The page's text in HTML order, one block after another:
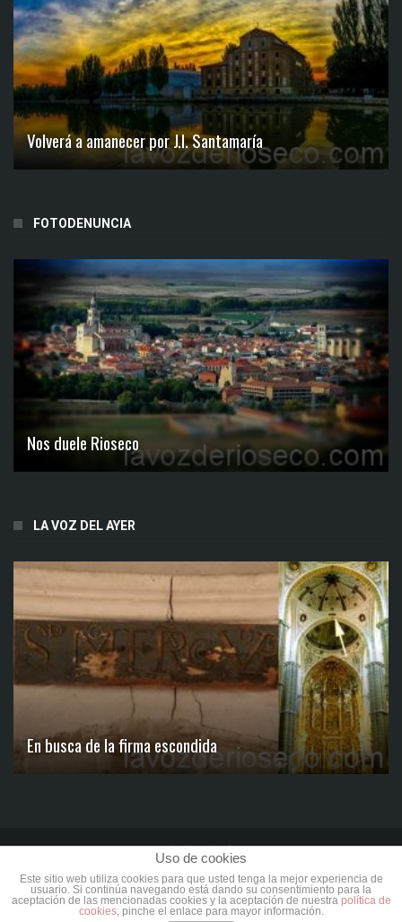
Volverá a amanecer por J.I. Santamaría
FOTODENUNCIA
Nos duele Rioseco
LA VOZ DEL AYER
En busca de la firma escondida
Aviso Legal Política de Privacidad
Términos de Uso
Política de Cookies
Publicidad Contacto
Hemeroteca
Powered by Riosecoweb
Uso de cookies
Este sitio web utiliza cookies para que usted tenga la mejor experiencia de
usuario. Si continúa navegando está dando su consentimiento para la
aceptación de las mencionadas cookies y la aceptación de nuestra política de
cookies, pinche el enlace para mayor información.